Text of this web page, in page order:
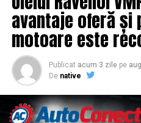
Prahova – Comisarul de
promovare din partea
Adresa de contact este
avantaje oferă și
motoare este
Publicat acum 3 zile pe
De native